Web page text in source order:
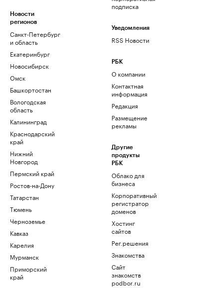
Новости
регионов
Санкт-Петербург
и область
Екатеринбург
Новосибирск
Омск
Башкортостан
Вологодская
область
Калининград
Краснодарский
край
Нижний
Новгород
Пермский край
Ростов-на-Дону
Татарстан
Тюмень
Черноземье
Кавказ
Карелия
Мурманск
Приморский
край
подписка
Уведомления
RSS Новости
РБК
О компании
Контактная
информация
Редакция
Размещение
рекламы
Другие
продукты
РБК
Облако для
бизнеса
Корпоративный
регистратор
доменов
Хостинг
сайтов
Рег.решения
Знакомства
Сайт
знакомств
podbor.ru